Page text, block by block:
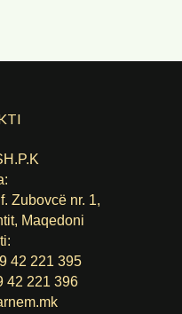
Zubovcë nr. 1,
Maqedoni
42 221 395
42 221 396